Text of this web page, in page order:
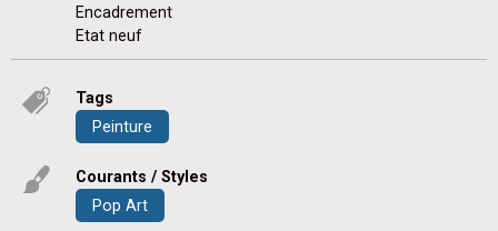
Encadrement
Etat neuf
Tags
Peinture
Courants / Styles
Pop Art